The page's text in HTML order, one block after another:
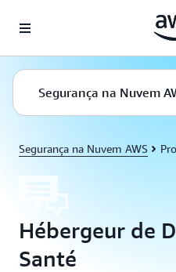
Pular para o conteúdo principal
Segurança na Nuvem
Segurança na Nuvem AWS
Hébergeur de
Santé